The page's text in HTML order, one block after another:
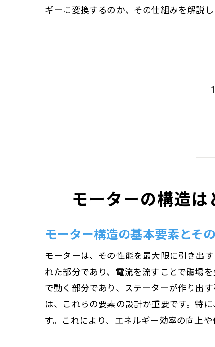
ギーに変換するのか、その仕組みを解説
モーターの構造
モーター構造の基本要素とそ
モーターは、その性能を最大限に引き出
れた部分であり、電流を流すことで磁場
で動く部分であり、ステーターが作り出
は、これらの要素の設計が重要です。特
す。これにより、エネルギー効率の向上